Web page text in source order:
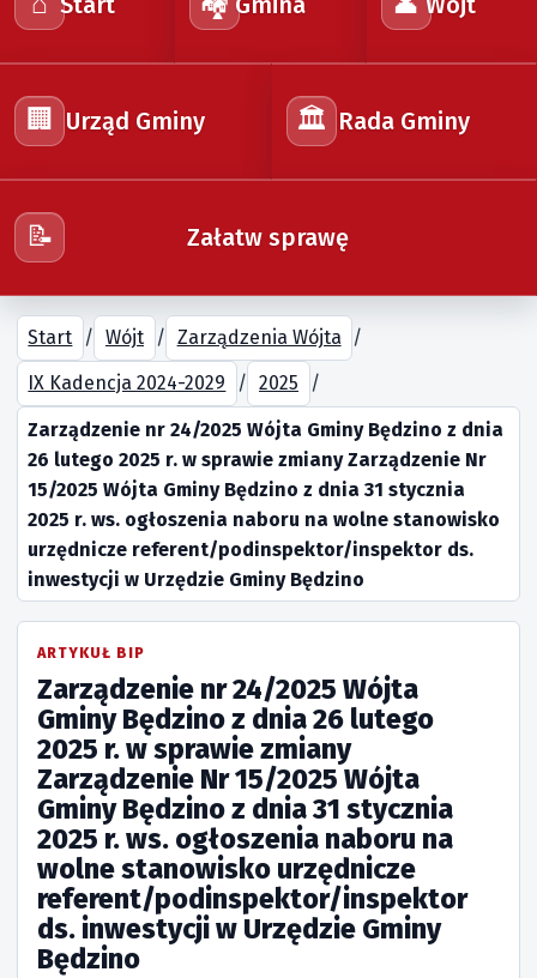
🏢 Urząd Gminy 🏛️ Rada Gminy
📝 Załatw sprawę
Start / Wójt / Zarządzenia Wójta /
IX Kadencja 2024-2029 / 2025 /
Zarządzenie nr 24/2025 Wójta Gminy Będzino z dnia
26 lutego 2025 r. w sprawie zmiany Zarządzenie Nr
15/2025 Wójta Gminy Będzino z dnia 31 stycznia
2025 r. ws. ogłoszenia naboru na wolne stanowisko
urzędnicze referent/podinspektor/inspektor ds.
inwestycji w Urzędzie Gminy Będzino
ARTYKUŁ BIP
Zarządzenie nr 24/2025 Wójta
Gminy Będzino z dnia 26 lutego
2025 r. w sprawie zmiany
Zarządzenie Nr 15/2025 Wójta
Gminy Będzino z dnia 31 stycznia
2025 r. ws. ogłoszenia naboru na
wolne stanowisko urzędnicze
referent/podinspektor/inspektor
ds. inwestycji w Urzędzie Gminy
Będzino